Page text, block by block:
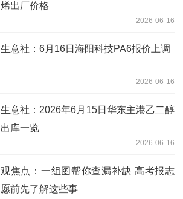
烯出厂价格
2026-06-16
生意社：6月16日海阳科技PA6报价上调
2026-06-16
生意社：2026年6月15日华东主港乙二醇
出库一览
2026-06-16
观焦点：一组图帮你查漏补缺 高考报志
愿前先了解这些事